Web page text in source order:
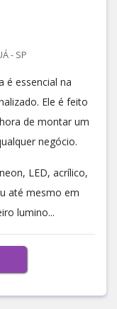
- SP
é essencial na
Ele é feito
de montar um
negócio.
LED, acrílico,
até mesmo em
lumino...